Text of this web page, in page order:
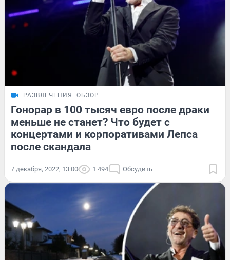
РАЗВЛЕЧЕНИЯ ОБЗОР
Гонорар в 100 тысяч евро после драки
меньше не станет? Что будет с
концертами и корпоративами Лепса
после скандала
7 декабря, 2022, 13:00 1 494 Обсудить